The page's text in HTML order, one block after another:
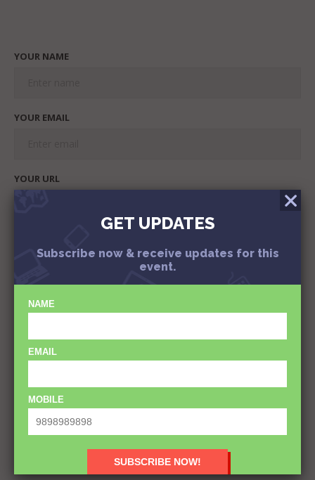
YOUR NAME
YOUR EMAIL
YOUR URL
GET UPDATES
Subscribe now & receive updates for this
event.
NAME
EMAIL
MOBILE